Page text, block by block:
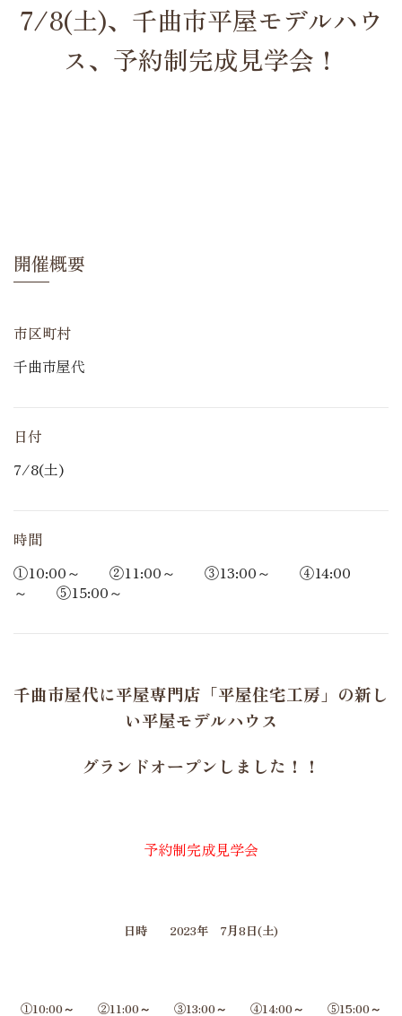
7/8(土)、千曲市平屋モデルハウ
ス、予約制完成見学会！
開催概要
市区町村
千曲市屋代
日付
7/8(土)
時間
①10:00～ ②11:00～ ③13:00～ ④14:00
～ ⑤15:00～
千曲市屋代に平屋専門店「平屋住宅工房」の新し
い平屋モデルハウス
グランドオープンしました！！
予約制完成見学会
日時 2023年 7月8日(土)
①10:00～ ②11:00～ ③13:00～ ④14:00～ ⑤15:00～